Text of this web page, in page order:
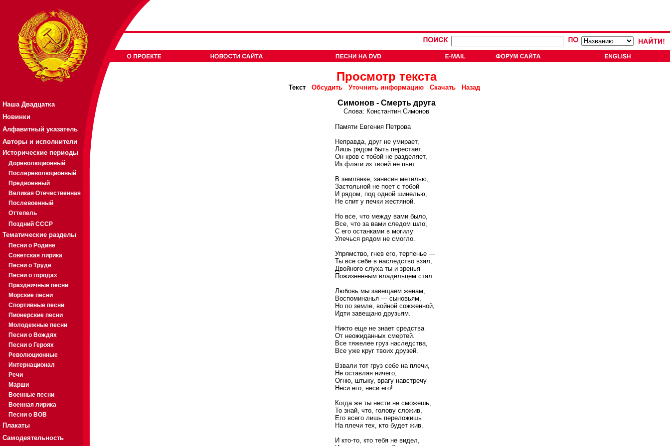
Наша Двадцатка
Новинки
Алфавитный указатель
Авторы и исполнители
Исторические периоды
Дореволюционный
Послереволюционный
Предвоенный
Великая Отечественная
Послевоенный
Оттепель
Поздний СССР
Тематические разделы
Песни о Родине
Советская лирика
Песни о Труде
Песни о городах
Праздничные песни
Морские песни
Спортивные песни
Пионерские песни
Молодежные песни
Песни о Вождях
Песни о Героях
Революционные
Интернационал
Речи
Марши
Военные песни
Военная лирика
Песни о ВОВ
Плакаты
Самодеятельность
Просмотр текста
Текст Обсудить Уточнить информацию Скачать Назад
Симонов - Смерть друга
Слова: Константин Симонов
Памяти Евгения Петрова
Неправда, друг не умирает,
Лишь рядом быть перестает.
Он кров с тобой не разделяет,
Из фляги из твоей не пьет.
В землянке, занесен метелью,
Застольной не поет с тобой
И рядом, под одной шинелью,
Не спит у печки жестяной.
Но все, что между вами было,
Все, что за вами следом шло,
С его останками в могилу
Улечься рядом не смогло.
Упрямство, гнев его, терпенье —
Ты все себе в наследство взял,
Двойного слуха ты и зренья
Пожизненным владельцем стал.
Любовь мы завещаем женам,
Воспоминанья — сыновьям,
Но по земле, войной сожженной,
Идти завещано друзьям.
Никто еще не знает средства
От неожиданных смертей.
Все тяжелее груз наследства,
Все уже круг твоих друзей.
Взвали тот груз себе на плечи,
Не оставляя ничего,
Огню, штыку, врагу навстречу
Неси его, неси его!
Когда же ты нести не сможешь,
То знай, что, голову сложив,
Его всего лишь переложишь
На плечи тех, кто будет жив.
И кто-то, кто тебя не видел,